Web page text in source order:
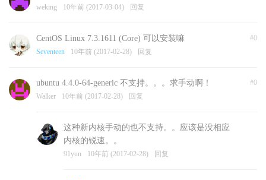
weking 10年前 (2017-03-04) 回复
#0
CentOS Linux 7.3.1611 (Core) 可以安装嘛
Seventeen 10年前 (2017-02-28) 回复
#0
ubuntu 4.4.0-64-generic 不支持。。。求手动啊！
Walker 10年前 (2017-02-28) 回复
这种新内核手动的也不支持。。应该是没相应
内核的锐速。。
91yun 10年前 (2017-02-28) 回复